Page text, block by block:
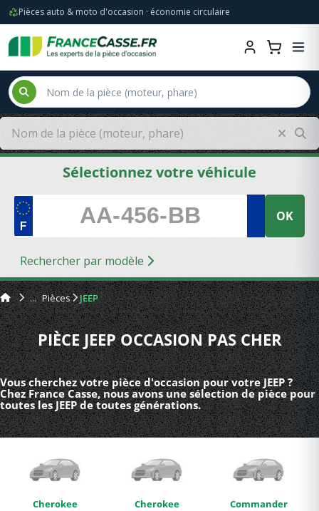
Pièces auto & moto d'occasion · économie circulaire
Sélectionnez votre véhicule
OK
Rechercher par modèle
Pièces JEEP
PIÈCE JEEP OCCASION PAS CHER
Vous cherchez votre pièce d'occasion pour votre JEEP ?
Chez France Casse, nous avons une sélection de pièce pour
toutes les JEEP de toutes générations.
Cherokee Cherokee Commander